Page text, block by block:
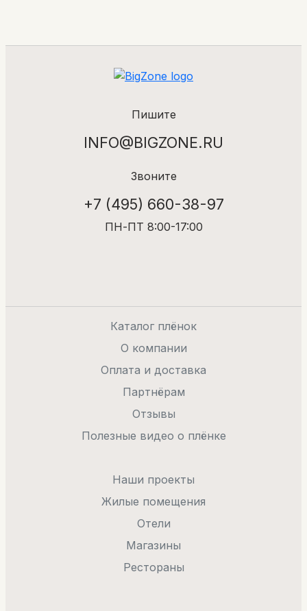
Пишите
INFO@BIGZONE.RU
Звоните
+7 (495) 660-38-97
ПН-ПТ 8:00-17:00
Каталог плёнок
О компании
Оплата и доставка
Партнёрам
Отзывы
Полезные видео о плёнке
Наши проекты
Жилые помещения
Отели
Магазины
Рестораны